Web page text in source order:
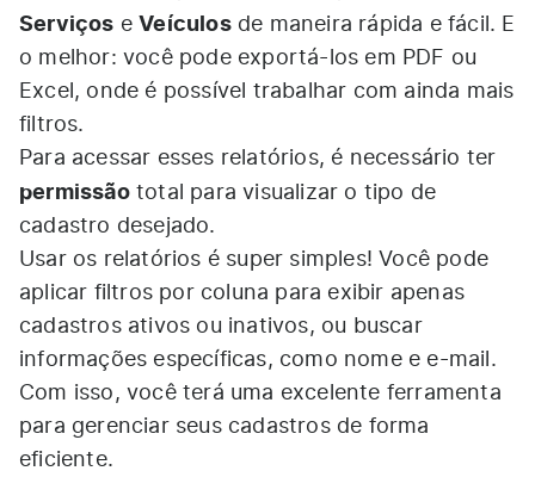
Serviços e Veículosde maneira rápida e fácil. E
o melhor: você pode exportá-los em PDF ou
Excel, onde é possível trabalhar com ainda mais
filtros.
Para acessar esses relatórios, é necessário ter
permissãototal para visualizar o tipo de
cadastro desejado.
Usar os relatórios é super simples! Você pode
aplicar filtros por coluna para exibir apenas
cadastros ativos ou inativos, ou buscar
informações específicas, como nome e e-mail.
Com isso, você terá uma excelente ferramenta
para gerenciar seus cadastros de forma
eficiente.